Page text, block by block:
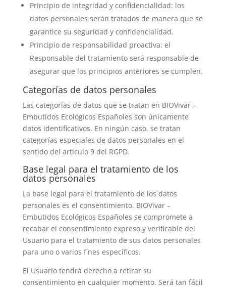
Principio de integridad y confidencialidad: los
datos personales serán tratados de manera que se
garantice su seguridad y confidencialidad.
Principio de responsabilidad proactiva: el
Responsable del tratamiento será responsable de
asegurar que los principios anteriores se cumplen.
Categorías de datos personales
Las categorías de datos que se tratan en BIOVivar –
Embutidos Ecológicos Españoles son únicamente
datos identificativos. En ningún caso, se tratan
categorías especiales de datos personales en el
sentido del artículo 9 del RGPD.
Base legal para el tratamiento de los
datos personales
La base legal para el tratamiento de los datos
personales es el consentimiento. BIOVivar –
Embutidos Ecológicos Españoles se compromete a
recabar el consentimiento expreso y verificable del
Usuario para el tratamiento de sus datos personales
para uno o varios fines específicos.
El Usuario tendrá derecho a retirar su
consentimiento en cualquier momento. Será tan fácil